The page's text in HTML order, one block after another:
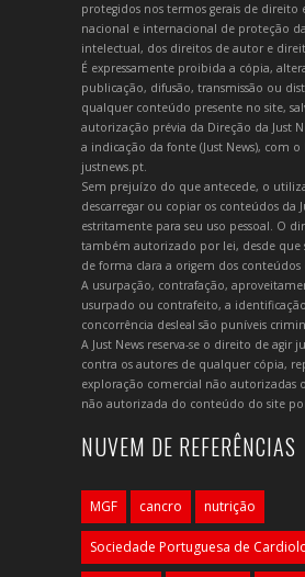
protegidos nos termos gerais de direito
nacional e internacional de proteção
intelectual, dos direitos de autor e
É expressamente proibida a cópia,
publicação, difusão, transmissão ou
qualquer conteúdo presente no site,
autorização prévia da Direção da Just
a indicação da fonte (Just News), com
justnews.pt.
Sem prejuízo do que antecede, o
descarregar ou copiar os conteúdos da
estritamente para seu uso pessoal. O
também autorizado por lei, desde que
de forma clara a origem dos conteúdos
A usurpação, contrafação,
usurpado ou contrafeito, a
concorrência desleal são puníveis
A Just News reserva-se o direito de agir
contra os autores de qualquer cópia,
exploração comercial não autorizadas
não autorizada do conteúdo do site
NUVEM DE REFERÊNCIAS
MGF cancro nutrição
Sociedade Portuguesa de